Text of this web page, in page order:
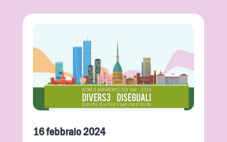
16 febbraio 2024